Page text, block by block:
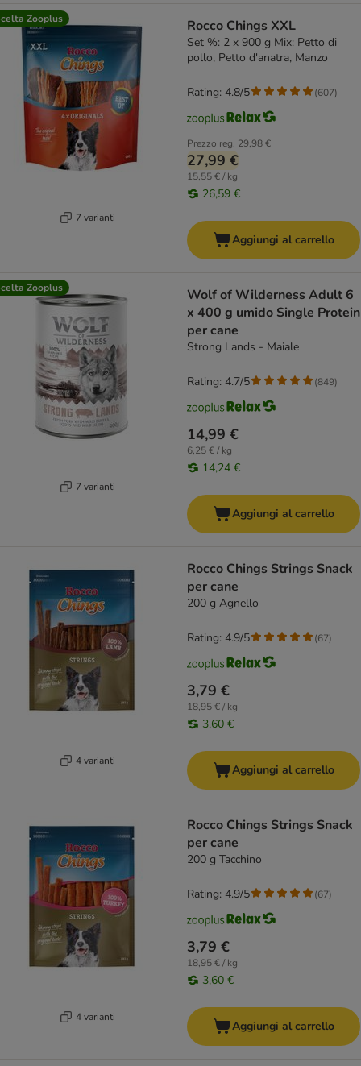
Zooplus
7 varianti
Rocco Chings XXL
Set %: 2 x 900 g Mix: Petto di
pollo, Petto d'anatra, Manzo
Prezzo reg. 29,98 €
27,99 €
15,55 € / kg
26,59 €
Rating: 4.8/5 (607)
Aggiungi al carrello
Zooplus
7 varianti
Wolf of Wilderness Adult 6
x 400 g umido Single Protein
per cane
Strong Lands - Maiale
14,99 €
6,25 € / kg
14,24 €
Rating: 4.7/5 (849)
Aggiungi al carrello
4 varianti
Rocco Chings Strings Snack
per cane
200 g Agnello
3,79 €
18,95 € / kg
3,60 €
Rating: 4.9/5 (67)
Aggiungi al carrello
4 varianti
Rocco Chings Strings Snack
per cane
200 g Tacchino
3,79 €
18,95 € / kg
3,60 €
Rating: 4.9/5 (67)
Aggiungi al carrello